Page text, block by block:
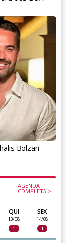
AGENDA
COMPLETA >
QUI
13/08
1
SEX
14/08
1
Bolzan